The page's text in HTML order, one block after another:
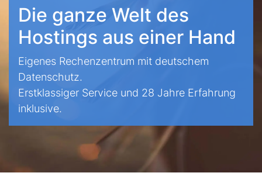
Die ganze Welt des
Hostings aus einer Hand
Eigenes Rechenzentrum mit deutschem
Datenschutz.
Erstklassiger Service und 28 Jahre Erfahrung
inklusive.